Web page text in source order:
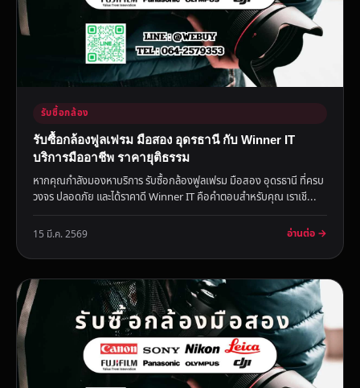
รับซื้อกล้อง
รับซื้อกล้องฟูลเฟรม มือสอง อุดรธานี กับ Winner IT
บริการมืออาชีพ ราคายุติธรรม
หากคุณกำลังมองหาบริการ รับซื้อกล้องฟูลเฟรม มือสอง อุดรธานี ที่ครบ
วงจร ปลอดภัย และได้ราคาดี Winner IT คือคำตอบสำหรับคุณ เราเชี...
15 มี.ค. 2569 อ่านต่อ →